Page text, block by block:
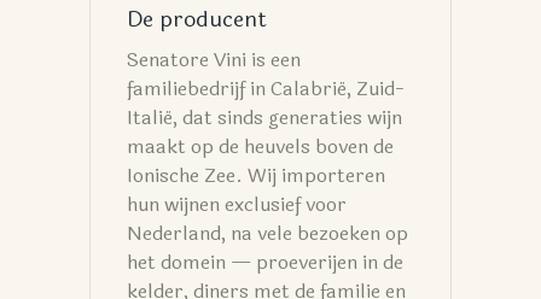
De producent
Senatore Vini is een
familiebedrijf in Calabrië, Zuid-
Italië, dat sinds generaties wijn
maakt op de heuvels boven de
Ionische Zee. Wij importeren
hun wijnen exclusief voor
Nederland, na vele bezoeken op
het domein — proeverijen in de
kelder, diners met de familie en